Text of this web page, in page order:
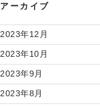
アーカイブ
2023年12月
2023年10月
2023年9月
2023年8月